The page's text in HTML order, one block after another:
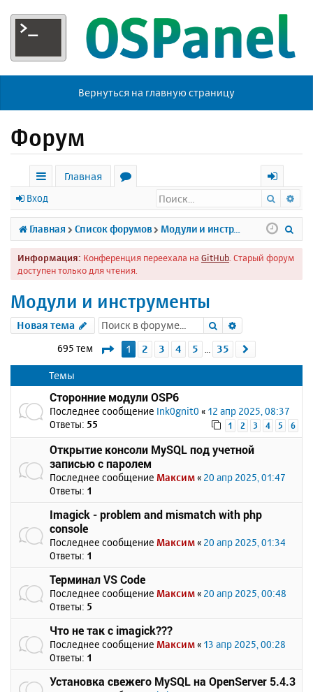
Вернуться на главную страницу
Форум
с
ы
л
к
Главная
р
у
м
х
о
д
Вход Поиск
Главная Список форумов Модули и инструменты
Информация: Конференция переехала на GitHub . Старый форум
доступен только для чтения.
Модули и инструменты
Новая тема Поиск
695 тем Страница1 из 35
1 2 3 4 5 35
Темы
Сторонние модули OSP6
Последнее сообщение Ink0gnit0 « 12 апр 2025, 08:37
Ответы: 55 1 2 3 4 5 6
Открытие консоли MySQL под учетной
записью с паролем
Последнее сообщение Максим « 20 апр 2025, 01:47
Ответы: 1
Imagick - problem and mismatch with php
console
Последнее сообщение Максим « 20 апр 2025, 01:34
Ответы: 1
Терминал VS Code
Последнее сообщение Максим « 20 апр 2025, 00:48
Ответы: 5
Что не так с imagick???
Последнее сообщение Максим « 13 апр 2025, 00:28
Ответы: 1
Установка свежего MySQL на OpenServer 5.4.3